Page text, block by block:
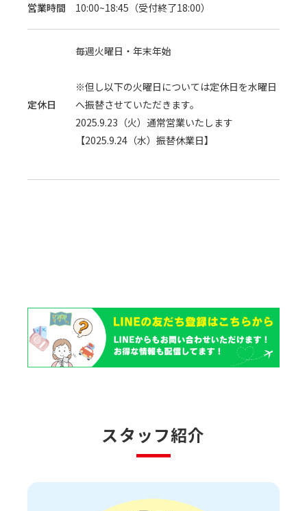
営業時間 10:00~18:45（受付終了18:00）
定休日
毎週火曜日・年末年始
※但し以下の火曜日については定休日を水曜日
へ振替させていただきます。
2025.9.23（火）通常営業いたします
【2025.9.24（水）振替休業日】
スタッフ紹介